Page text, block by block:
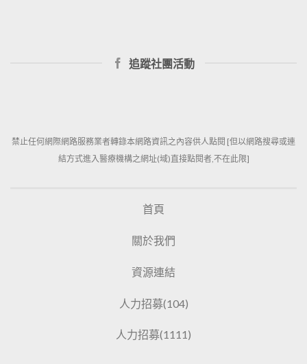
追蹤社團活動
禁止任何網際網路服務業者轉錄本網路資訊之內容供人點閱 [但以網路搜尋或連
結方式進入醫療機構之網址(域)直接點閱者,不在此限]
首頁
關於我們
資源連結
人力招募(104)
人力招募(1111)